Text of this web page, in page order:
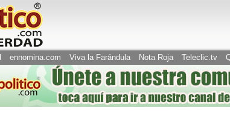
ennomina.com Viva la Farándula Nota Roja Teleclic.tv